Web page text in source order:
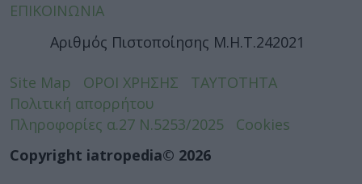
ΕΠΙΚΟΙΝΩΝΙΑ
Αριθμός Πιστοποίησης Μ.Η.Τ.242021
Site Map ΟΡΟΙ ΧΡΗΣΗΣ
ΤΑΥΤΟΤΗΤΑ
Πολιτική απορρήτου
Πληροφορίες α.27 Ν.5253/2025
Cookies
Copyright iatropedia© 2026